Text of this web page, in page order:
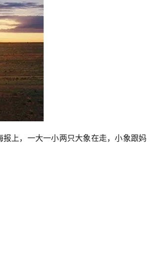
上，一大一小两只大象在走，小象跟妈